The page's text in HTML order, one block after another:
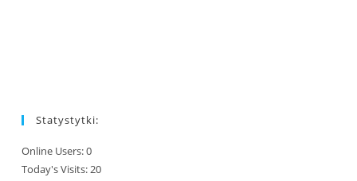
Statystytki:
Online Users:0
Today's Visits:20